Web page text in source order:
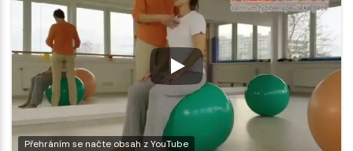
Přehráním se načte obsah z YouTube